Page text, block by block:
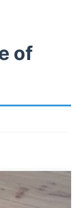
of